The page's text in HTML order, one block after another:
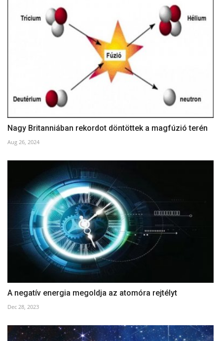
Nagy Britanniában rekordot döntöttek a magfúzió terén
Aug 26, 2024
A negatív energia megoldja az atomóra rejtélyt
Dec 28, 2023